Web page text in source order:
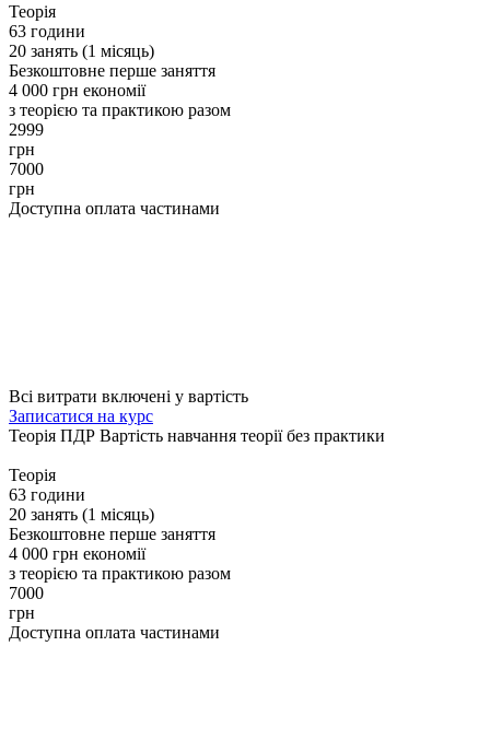
Теорія
63 години
20 занять (1 місяць)
Безкоштовне перше заняття
4 000 грн економії
з теорією та практикою разом
2999
грн
7000
грн
Доступна оплата частинами
Всі витрати включені у вартість
Записатися на курс
Теорія ПДР Вартість навчання теорії без практики
Теорія
63 години
20 занять (1 місяць)
Безкоштовне перше заняття
4 000 грн економії
з теорією та практикою разом
7000
грн
Доступна оплата частинами